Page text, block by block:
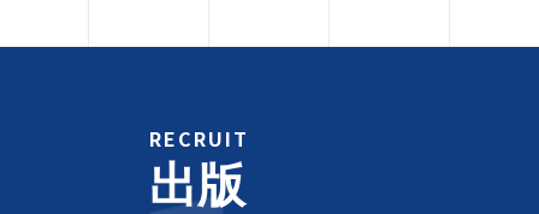
RECRUIT
出版